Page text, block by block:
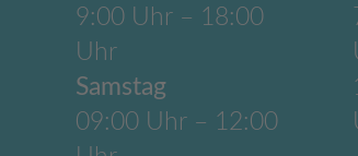
9:00 Uhr – 18:00
Uhr
Samstag
09:00 Uhr – 12:00